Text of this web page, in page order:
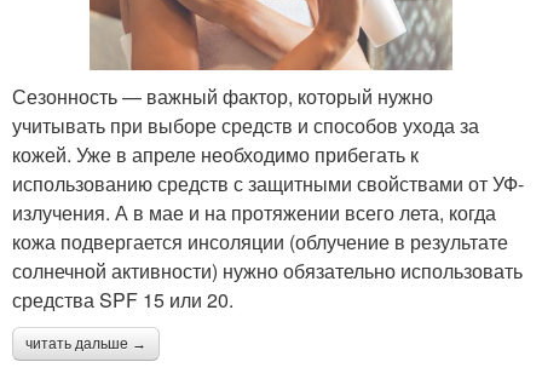
Сезонность — важный фактор, который нужно
учитывать при выборе средств и способов ухода за
кожей. Уже в апреле необходимо прибегать к
использованию средств с защитными свойствами от УФ-
излучения. А в мае и на протяжении всего лета, когда
кожа подвергается инсоляции (облучение в результате
солнечной активности) нужно обязательно использовать
средства SPF 15 или 20.
читать дальше →